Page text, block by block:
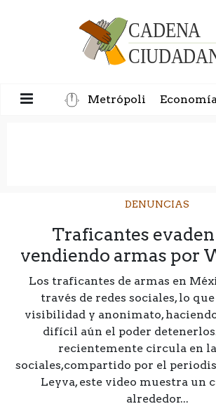
Metrópoli
DENUNCIAS
Traficantes
vendiendo armas por
Los traficantes de armas en
través de redes sociales, lo
visibilidad y anonimato,
difícil aún el poder
recientemente circula en
sociales,compartido por el
Leyva, este video muestra un
alrededor...